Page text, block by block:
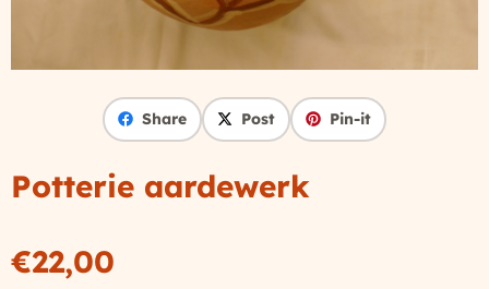
Share Post Pin-it
Potterie aardewerk
€22,00